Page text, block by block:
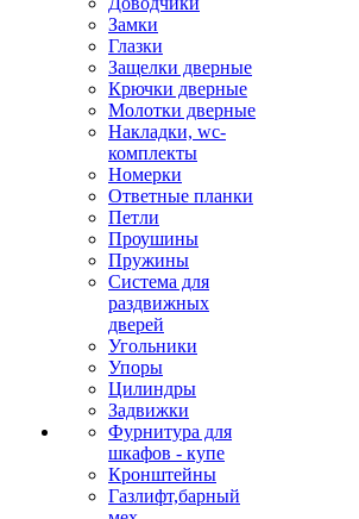
Замки
Глазки
Защелки дверные
Крючки дверные
Молотки дверные
Накладки, wc-
комплекты
Номерки
Ответные планки
Петли
Проушины
Пружины
Система для
раздвижных
дверей
Угольники
Упоры
Цилиндры
Задвижки
Фурнитура для
шкафов - купе
Кронштейны
Газлифт,барный